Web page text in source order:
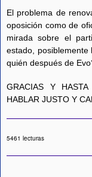
El problema de
oposición como de
mirada sobre el
estado,
quién después de
GRACIAS Y
HABLAR JUSTO Y
5461 lecturas